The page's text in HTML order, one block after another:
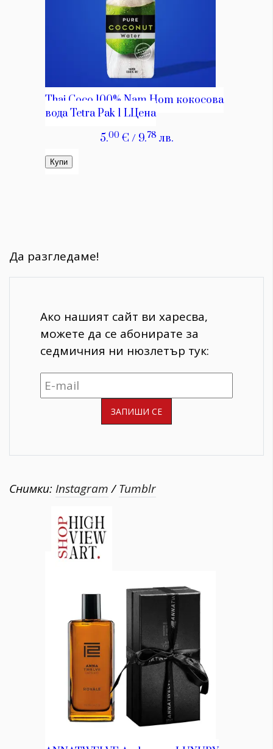
Да разгледаме!
Ако нашият сайт ви харесва,
можете да се абонирате за
седмичния ни нюзлетър тук:
Снимки: Instagram/Tumblr